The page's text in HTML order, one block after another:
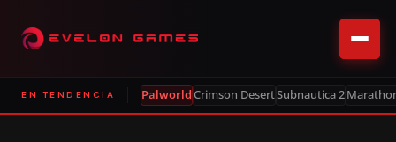
EN TENDENCIA PalworldCrimson DesertSubnautica 2